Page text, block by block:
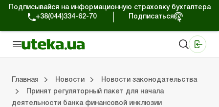
Подписывайся на информационную страховку бухгалтера
+38(044)334-62-70
Подписаться
Главная Новости
Новости законодательства
Принят регуляторный пакет для начала
деятельности банка финансовой инклюзии